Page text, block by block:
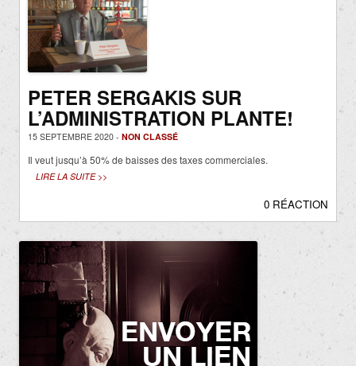
PETER SERGAKIS SUR
L’ADMINISTRATION PLANTE!
15 SEPTEMBRE 2020 - NON CLASSÉ
Il veut jusqu’à 50% de baisses des taxes commerciales.
LIRE LA SUITE >>
0 RÉACTION